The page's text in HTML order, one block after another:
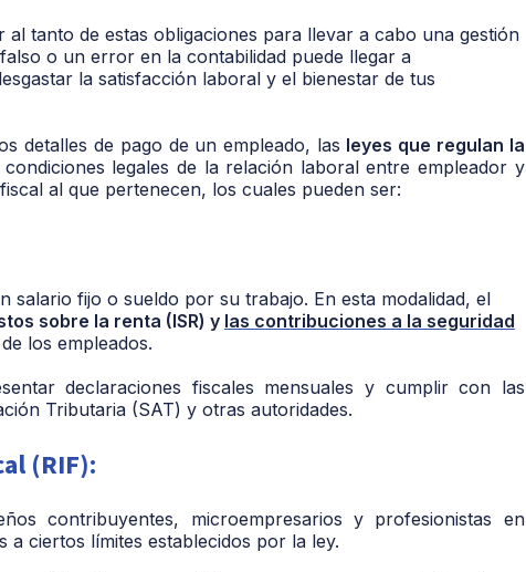
tanto de estas obligaciones para llevar a cabo una gestión
o un error en la contabilidad puede llegar a
la satisfacción laboral y el bienestar de tus
detalles de pago de un empleado, las leyes que regulan la
legales de la relación laboral entre empleador y
al que pertenecen, los cuales pueden ser:
salario fijo o sueldo por su trabajo. En esta modalidad, el
sobre la renta (ISR) y las contribuciones a la seguridad
los empleados.
declaraciones fiscales mensuales y cumplir con las
Tributaria (SAT) y otras autoridades.
(RIF):
contribuyentes, microempresarios y profesionistas en
ciertos límites establecidos por la ley.